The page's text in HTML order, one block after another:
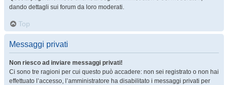
dando dettagli sui forum da loro moderati.
Top
Messaggi privati
Non riesco ad inviare messaggi privati!
Ci sono tre ragioni per cui questo può accadere: non sei registrato o non hai
effettuato l’accesso, l’amministratore ha disabilitato i messaggi privati per